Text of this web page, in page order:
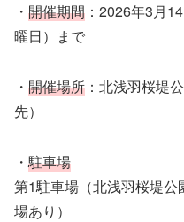
・ 開催期間 ：2026年3月
曜日）まで
・ 開催場所 ：北浅羽桜堤
先）
・駐車場
第1駐車場（北浅羽桜堤
場あり）